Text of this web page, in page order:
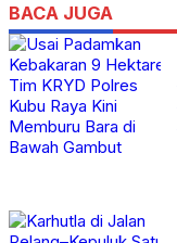
BACA JUGA